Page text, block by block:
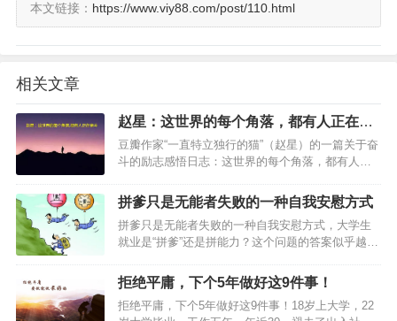
本文链接： https://www.viy88.com/post/110.html
相关文章
赵星：这世界的每个角落，都有人正在奋
斗
豆瓣作家“一直特立独行的猫”（赵星）的一篇关于奋
斗的励志感悟日志：这世界的每个角落，都有人正
拼爹只是无能者失败的一种自我安慰方式
拼爹只是无能者失败的一种自我安慰方式，大学生
就业是“拼爹”还是拼能力？这个问题的答案似乎越来
越弱。 …
拒绝平庸，下个5年做好这9件事！
拒绝平庸，下个5年做好这9件事！18岁上大学，22